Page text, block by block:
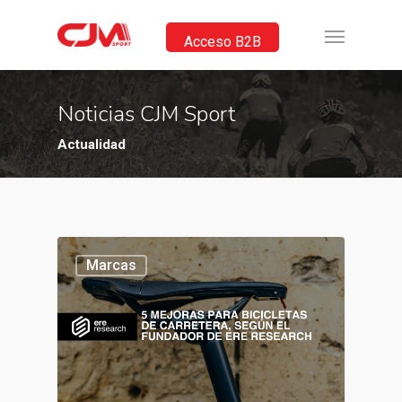
Acceso B2B
Noticias CJM Sport
Actualidad
Marcas